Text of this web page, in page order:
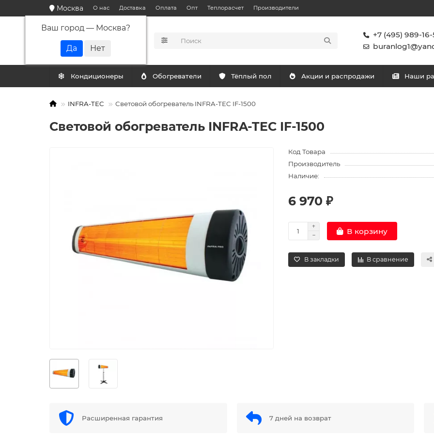
Москва
Ваш город — Москва?
О нас Доставка Оплата Опт Теплорасчет Производители
+7 (495) 989-16-
Кондиционеры Обогреватели Тёплый пол Акции и распродажи Наши
INFRA-TEC Световой обогреватель INFRA-TEC IF-1500
Световой обогреватель INFRA-TEC IF-1500
Код Товара
Производитель
Наличие:
6 970 ₽
В корзину
В закладки В сравнение
Расширенная гарантия 7 дней на возврат